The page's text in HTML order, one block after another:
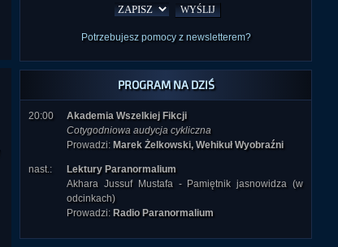
Potrzebujesz pomocy z newsletterem?
PROGRAM NA DZIŚ
20:00
Akademia Wszelkiej Fikcji
Cotygodniowa audycja cykliczna
Prowadzi: Marek Żelkowski, Wehikuł Wyobraźni
nast.:
Lektury Paranormalium
Akhara Jussuf Mustafa - Pamiętnik jasnowidza (w
odcinkach)
Prowadzi: Radio Paranormalium